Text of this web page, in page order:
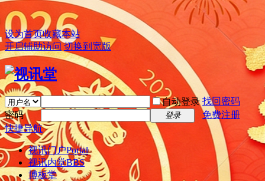
设为首页收藏本站
开启辅助访问 切换到宽版
自动登录 找回密码
密码
登录
免费注册
快捷导航
视讯门户Portal
视讯内堂BBS
博板堂